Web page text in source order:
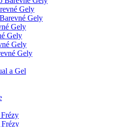
Gely
Gely
Gely
Gely
Gely
Gely
a Gel